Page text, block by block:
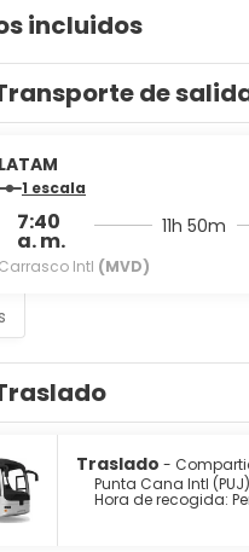
incluidos
de
1 escala
7:40
a. m.
Intl (MVD)
11h 50m
Traslado -
Punta Cana Intl (PUJ)
Hora de recogida: